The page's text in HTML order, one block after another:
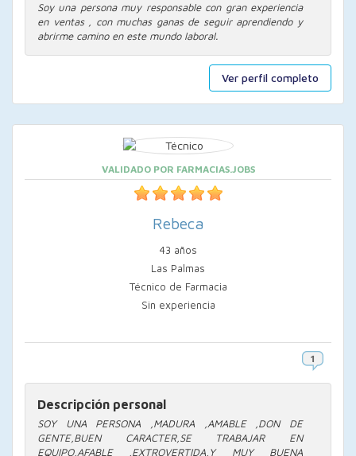
Ver perfil completo
Soy una persona muy responsable con gran experiencia
en ventas , con muchas ganas de seguir aprendiendo y
abrirme camino en este mundo laboral.
VALIDADO POR FARMACIAS.JOBS
Rebeca
43 años
Las Palmas
Técnico de Farmacia
Sin experiencia
Descripción personal
SOY UNA PERSONA ,MADURA ,AMABLE ,DON DE
GENTE,BUEN CARACTER,SE TRABAJAR EN
EQUIPO,AFABLE ,EXTROVERTIDA,Y MUY BUENA